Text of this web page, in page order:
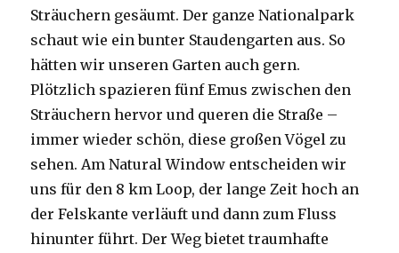
Sträuchern gesäumt. Der ganze Nationalpark
schaut wie ein bunter Staudengarten aus. So
hätten wir unseren Garten auch gern.
Plötzlich spazieren fünf Emus zwischen den
Sträuchern hervor und queren die Straße –
immer wieder schön, diese großen Vögel zu
sehen. Am Natural Window entscheiden wir
uns für den 8 km Loop, der lange Zeit hoch an
der Felskante verläuft und dann zum Fluss
hinunter führt. Der Weg bietet traumhafte